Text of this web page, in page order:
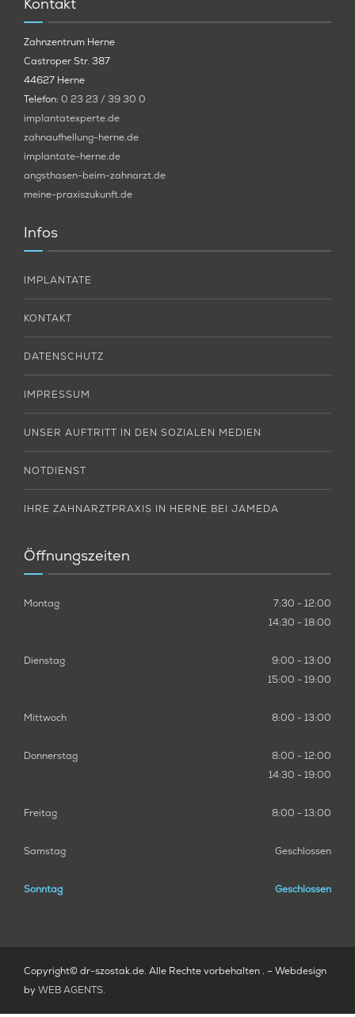
Kontakt
Zahnzentrum Herne
Castroper Str. 387
44627 Herne
Telefon: 0 23 23 / 39 30 0
implantatexperte.de
zahnaufhellung-herne.de
implantate-herne.de
angsthasen-beim-zahnarzt.de
meine-praxiszukunft.de
Infos
IMPLANTATE
KONTAKT
DATENSCHUTZ
IMPRESSUM
UNSER AUFTRITT IN DEN SOZIALEN MEDIEN
NOTDIENST
IHRE ZAHNARZTPRAXIS IN HERNE BEI JAMEDA
Öffnungszeiten
Montag
7:30 - 12:00
14:30 - 18:00
Dienstag
9:00 - 13:00
15:00 - 19:00
Mittwoch 8:00 - 13:00
Donnerstag
8:00 - 12:00
14:30 - 19:00
Freitag 8:00 - 13:00
Samstag Geschlossen
Sonntag Geschlossen
Copyright© dr-szostak.de. Alle Rechte vorbehalten . – Webdesign
by WEB AGENTS.